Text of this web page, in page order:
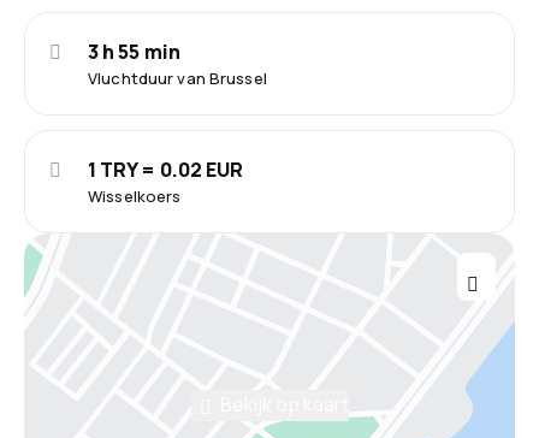
Vluchtduur van Brussel
3 h 55 min
Wisselkoers
1 TRY = 0.02 EUR